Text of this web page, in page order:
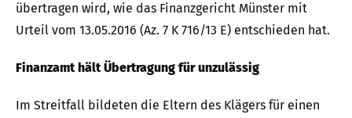
übertragen wird, wie das Finanzgericht Münster mit
Urteil vom 13.05.2016 (Az. 7 K 716/13 E) entschieden hat.
Finanzamt hält Übertragung für unzulässig
Im Streitfall bildeten die Eltern des Klägers für einen